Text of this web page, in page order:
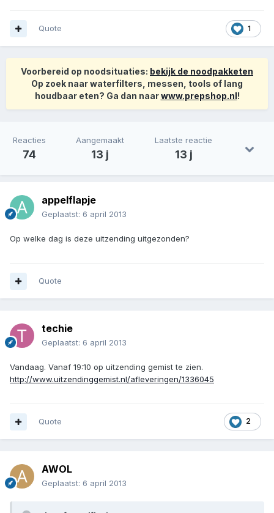
1
Quote
Voorbereid op noodsituaties: bekijk de noodpakketen
Op zoek naar waterfilters, messen, tools of lang
houdbaar eten? Ga dan naarwww.prepshop.nl!
Reacties
74
Aangemaakt
13 j
Laatste reactie
13 j
appelflapje
Geplaatst: 6 april 2013
Op welke dag is deze uitzending uitgezonden?
Quote
techie
Geplaatst: 6 april 2013
Vandaag. Vanaf 19:10 op uitzending gemist te zien.
http://www.uitzendinggemist.nl/afleveringen/1336045
2
Quote
AWOL
Geplaatst: 6 april 2013